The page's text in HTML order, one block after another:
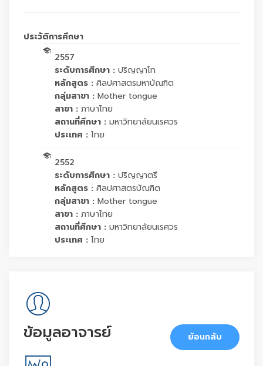
ประวัติการศึกษา
2557
ระดับการศึกษา : ปริญญาโท
หลักสูตร : ศิลปศาสตรมหาบัณฑิต
กลุ่มสาขา : Mother tongue
สาขา : ภาษาไทย
สถานที่ศึกษา : มหาวิทยาลัยนเรศวร
ประเทศ : ไทย
2552
ระดับการศึกษา : ปริญญาตรี
หลักสูตร : ศิลปศาสตรบัณฑิต
กลุ่มสาขา : Mother tongue
สาขา : ภาษาไทย
สถานที่ศึกษา : มหาวิทยาลัยนเรศวร
ประเทศ : ไทย
ข้อมูลอาจารย์ ย้อนกลับ